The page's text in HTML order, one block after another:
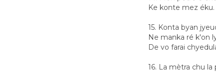
Ke konte mez éku.
15. Konta byan
Ne manka ré k'on
De vo farai
16. La mètra chu la